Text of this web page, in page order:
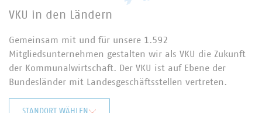
VKU in den Ländern
Gemeinsam mit und für unsere 1.592
Mitgliedsunternehmen gestalten wir als VKU die Zukunft
der Kommunalwirtschaft. Der VKU ist auf Ebene der
Bundesländer mit Landesgeschäftsstellen vertreten.
STANDORT WÄHLEN